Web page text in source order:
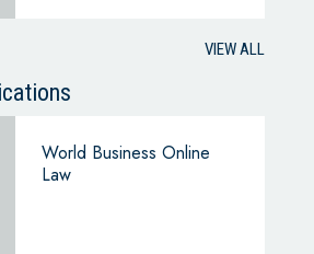
VIEW ALL
World Business Online
Law